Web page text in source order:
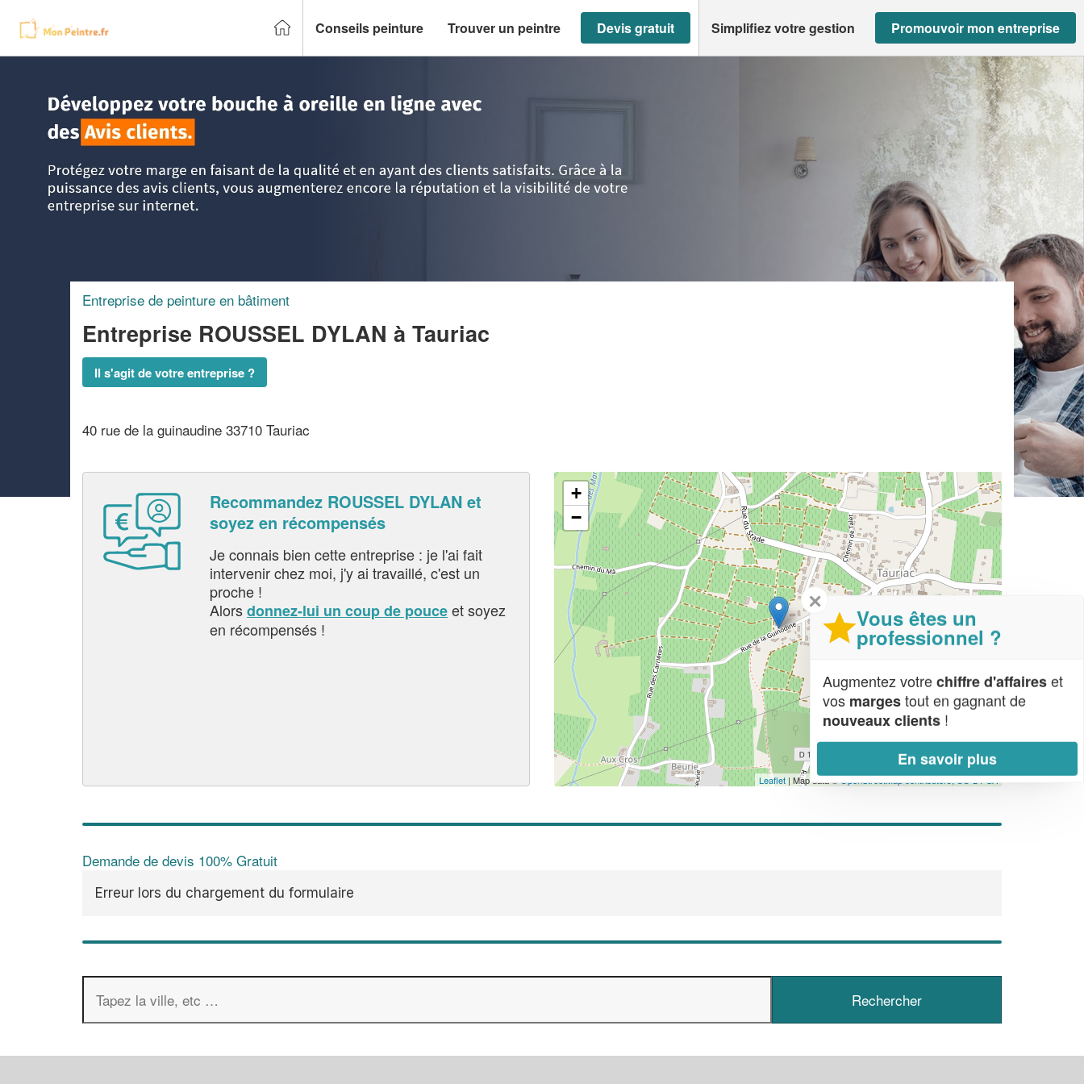
Conseils peinture Trouver un peintre Devis gratuit Simplifiez votre gestion Promouvoir mon entreprise
Entreprise de peinture en bâtiment
Entreprise ROUSSEL DYLAN à Tauriac
Il s'agit de votre entreprise ?
40 rue de la guinaudine 33710 Tauriac
Recommandez ROUSSEL DYLAN et
soyez en récompensés
Je connais bien cette entreprise : je l'ai fait
intervenir chez moi, j'y ai travaillé, c'est un
proche !
Alorsdonnez-lui un coup de pouceet soyez
en récompensés !
+
−
Leaflet | Map data ©OpenStreetMap contributors,CC-BY-SA
Demande de devis 100% Gratuit
Erreur lors du chargement du formulaire
✕
Vous êtes un
professionnel ?
Augmentez votrechiffre d'affaireset
vos margestout en gagnant de
nouveaux clients !
En savoir plus